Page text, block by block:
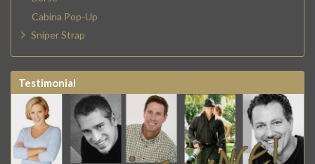
Cabina Pop-Up
Sniper Strap
Testimonial